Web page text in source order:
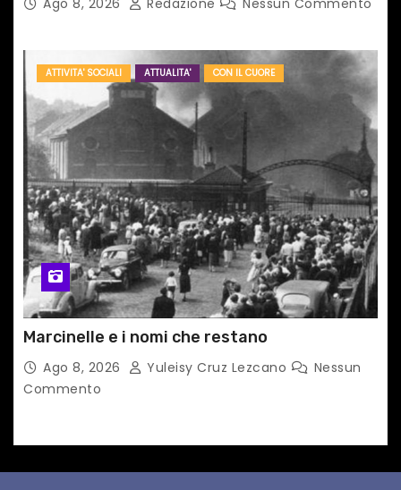
Ago 8, 2026 Redazione Nessun Commento
ATTIVITA' SOCIALI ATTUALITA' CON IL CUORE
Marcinelle e i nomi che restano
Ago 8, 2026 Yuleisy Cruz Lezcano
Nessun
Commento